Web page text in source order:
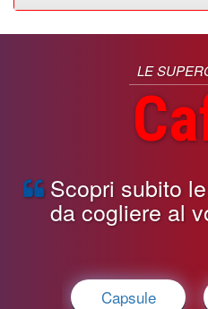
LE
Scopri subito
da cogliere al
Capsule